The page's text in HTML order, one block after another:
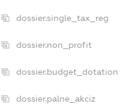
dossier.single_tax_reg
dossier.non_profit
dossier.budget_dotation
dossier.palne_akciz